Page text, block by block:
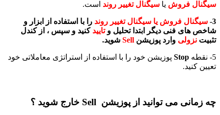
سیگنال فروش یا سیگنال تغییر ر وند است.
3- سیگنال فروش یا سیگنال تغییر روند را با استفاده از ابزار و
شاخص های فنی دیگر ابتدا تحلیل وتایید کنید و سپس ، از کندل
تثبیت نزولی وارد پوزیشن Sell شوید.
5- نقطه Stop پوزیشن خود را با استفاده از استراتژی معاملاتی خود
تعیین کنید.
چه زمانی می توانید از پوزیشن Sell خارج شوید ؟